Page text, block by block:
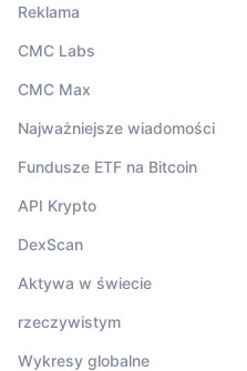
Reklama
CMC Labs
CMC Max
Najważniejsze wiadomości
Fundusze ETF na Bitcoin
API Krypto
DexScan
Aktywa w świecie
rzeczywistym
Wykresy globalne